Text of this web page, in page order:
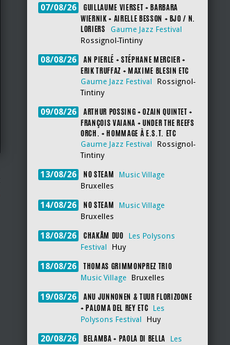
07/08/26
GUILLAUME VIERSET + BARBARA
WIERNIK + AIRELLE BESSON + BJO / N.
LORIERS
Gaume Jazz Festival
Rossignol-Tintiny
08/08/26
AN PIERLÉ + STÉPHANE MERCIER +
ERIK TRUFFAZ + MAXIME BLESIN ETC
Gaume Jazz Festival
Rossignol-
Tintiny
09/08/26
ARTHUR POSSING + OZAIN QUINTET +
FRANÇOIS VAIANA + UNDER THE REEFS
ORCH. + HOMMAGE À E.S.T. ETC
Gaume Jazz Festival
Rossignol-
Tintiny
13/08/26 NO STEAM
Music Village
Bruxelles
14/08/26 NO STEAM
Music Village
Bruxelles
18/08/26 CHAKÂM DUO
Les Polysons
Festival
Huy
18/08/26 THOMAS GRIMMONPREZ TRIO
Music Village Bruxelles
19/08/26
ANU JUNNONEN & TUUR FLORIZOONE
+ PALOMA DEL REY ETC
Les
Polysons Festival
Huy
20/08/26 BELAMBA + PAOLA DI BELLA
Les